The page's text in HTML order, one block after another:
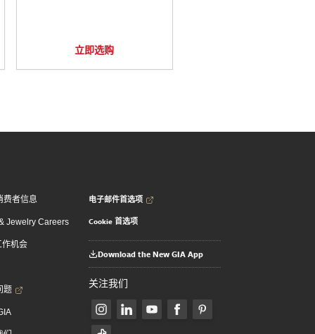
立即选购
费者信息
Jewelry Careers
作机会
题
电子邮件首选项
Cookie 首选项
Download the New GIA App
关注我们